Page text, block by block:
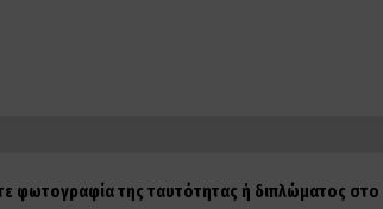
φωτογραφία της ταυτότητας ή διπλώματος στο